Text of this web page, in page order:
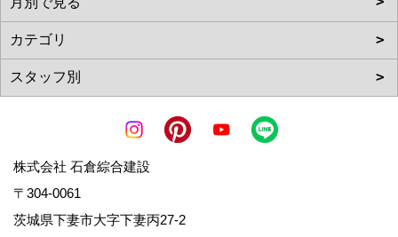
株式会社 石倉綜合建設
〒304-0061
茨城県下妻市大字下妻丙27-2